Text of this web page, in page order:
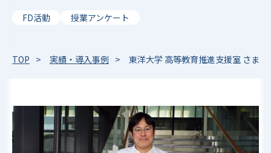
FD活動 授業アンケート
TOP 実績・導入事例 東洋大学 高等教育推進支援室 さま